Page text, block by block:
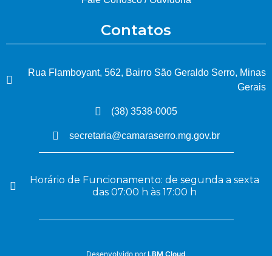
Contatos
Rua Flamboyant, 562, Bairro São Geraldo Serro, Minas
Gerais
(38) 3538-0005
secretaria@camaraserro.mg.gov.br
Horário de Funcionamento: de segunda a sexta
das 07:00 h às 17:00 h
Desenvolvido porLBM Cloud